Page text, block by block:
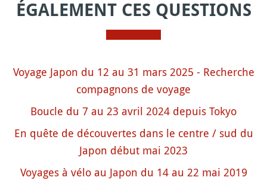
ÉGALEMENT CES QUESTIONS
Voyage Japon du 12 au 31 mars 2025 - Recherche
compagnons de voyage
Boucle du 7 au 23 avril 2024 depuis Tokyo
En quête de découvertes dans le centre / sud du
Japon début mai 2023
Voyages à vélo au Japon du 14 au 22 mai 2019